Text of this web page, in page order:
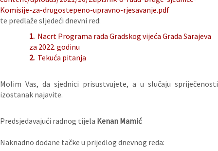
Komisije-za-drugostepeno-upravno-rjesavanje.pdf
te predlaže sljedeći dnevni red:
1. Nacrt Programa rada Gradskog vijeća Grada Sarajeva
za 2022. godinu
2. Tekuća pitanja
Molim Vas, da sjednici prisustvujete, a u slučaju spriječenosti
izostanak najavite.
Predsjedavajući radnog tijela Kenan Mamić
Naknadno dodane tačke u prijedlog dnevnog reda: